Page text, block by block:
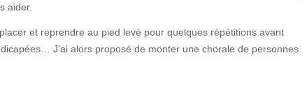
aider.
et reprendre au pied levé pour quelques répétitions avant
J’ai alors proposé de monter une chorale de personnes